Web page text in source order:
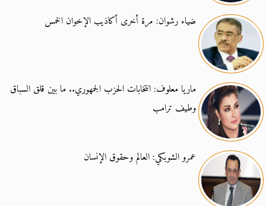
ضياء رشوان: مرة أخرى أكاذيب الإخوان الخمس
ماريا معلوف: انتخابات الحزب الجمهوري.. ما بين قلق السباق
وطيف ترامب
عمرو الشوبكي: العالم وحقوق الإنسان